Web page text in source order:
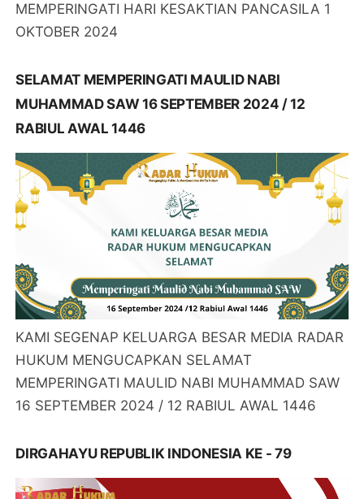
MEMPERINGATI HARI KESAKTIAN PANCASILA 1
OKTOBER 2024
SELAMAT MEMPERINGATI MAULID NABI
MUHAMMAD SAW 16 SEPTEMBER 2024 / 12
RABIUL AWAL 1446
KAMI SEGENAP KELUARGA BESAR MEDIA RADAR
HUKUM MENGUCAPKAN SELAMAT
MEMPERINGATI MAULID NABI MUHAMMAD SAW
16 SEPTEMBER 2024 / 12 RABIUL AWAL 1446
DIRGAHAYU REPUBLIK INDONESIA KE - 79